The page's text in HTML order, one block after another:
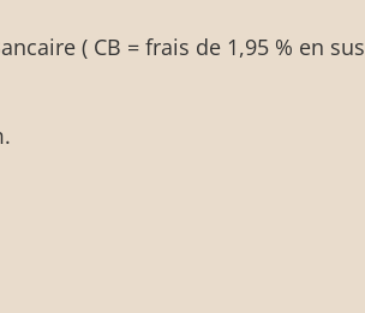
( CB = frais de 1,95 % en sus